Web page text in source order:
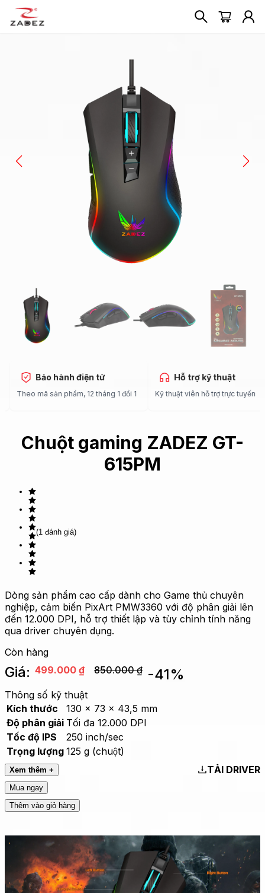
Bảo hành điện tử
Theo mã sản phẩm, 12 tháng 1 đổi 1
Hỗ trợ kỹ thuật
Kỹ thuật viên hỗ trợ trực
Chuột gaming ZADEZ GT-
615PM
(1 đánh giá)
Dòng sản phẩm cao cấp dành cho Game thủ chuyên
nghiệp, cảm biến PixArt PMW3360 với độ phân giải lên
đến 12.000 DPI, hỗ trợ thiết lập và tùy chỉnh tính năng
qua driver chuyên dụng.
Còn hàng
Giá: 499.000 ₫ 850.000₫ -41%
Thông số kỹ thuật
Kích thước
130 x 73 x 43,5 mm
Độ phân giải Tối đa 12.000 DPI
Tốc độ IPS
250 inch/sec
Trọng lượng 125 g (chuột)
Xem thêm + TẢI DRIVER
Mua ngay
Thêm vào giỏ hàng